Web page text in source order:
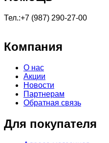
Тел.:+7 (987) 290-27-00
Компания
О нас
Акции
Новости
Партнерам
Обратная связь
Для покупателя